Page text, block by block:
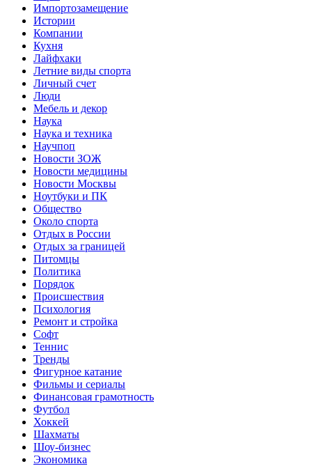
Импортозамещение
Истории
Компании
Кухня
Лайфхаки
Летние виды спорта
Личный счет
Люди
Мебель и декор
Наука
Наука и техника
Научпоп
Новости ЗОЖ
Новости медицины
Новости Москвы
Ноутбуки и ПК
Общество
Около спорта
Отдых в России
Отдых за границей
Питомцы
Политика
Порядок
Происшествия
Психология
Ремонт и стройка
Софт
Теннис
Тренды
Фигурное катание
Фильмы и сериалы
Финансовая грамотность
Футбол
Хоккей
Шахматы
Шоу-бизнес
Экономика